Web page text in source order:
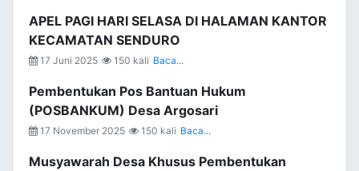
APEL PAGI HARI SELASA DI HALAMAN KANTOR
KECAMATAN SENDURO
17 Juni 2025 150 kali Baca...
Pembentukan Pos Bantuan Hukum
(POSBANKUM) Desa Argosari
17 November 2025 150 kali Baca...
Musyawarah Desa Khusus Pembentukan